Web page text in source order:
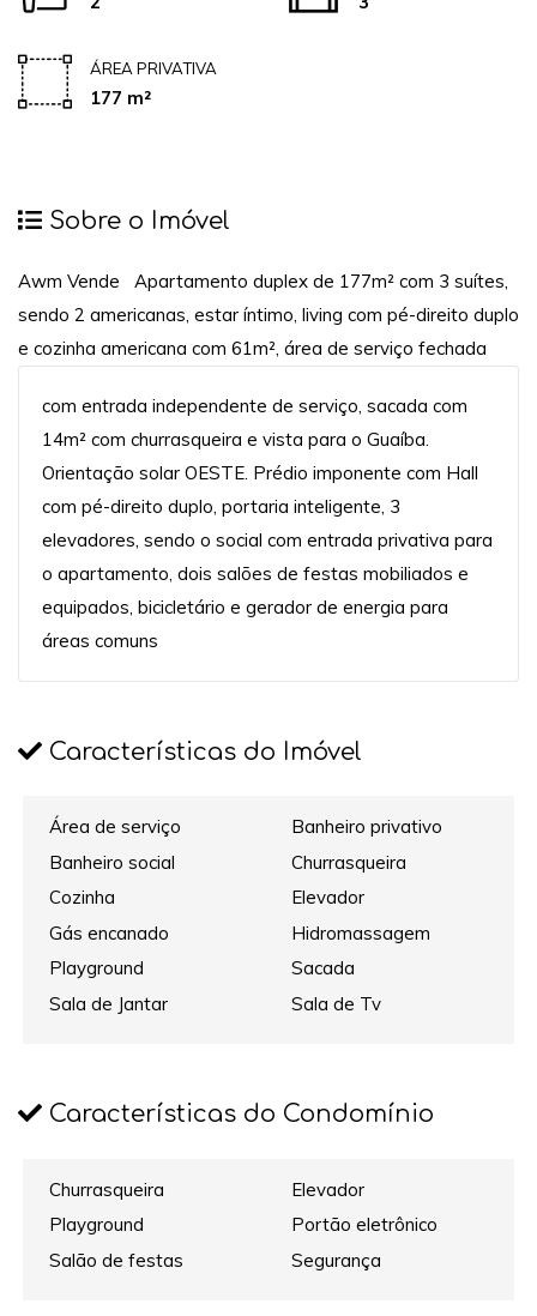
ÁREA PRIVATIVA
177 m²
Sobre o Imóvel
Awm Vende Apartamento duplex de 177m² com 3 suítes,
sendo 2 americanas, estar íntimo, living com pé-direito duplo
e cozinha americana com 61m², área de serviço fechada
com entrada independente de serviço, sacada com
14m² com churrasqueira e vista para o Guaíba.
Orientação solar OESTE. Prédio imponente com Hall
com pé-direito duplo, portaria inteligente, 3
elevadores, sendo o social com entrada privativa para
o apartamento, dois salões de festas mobiliados e
equipados, bicicletário e gerador de energia para
áreas comuns
Características do Imóvel
Área de serviço
Banheiro privativo
Banheiro social
Churrasqueira
Cozinha
Elevador
Gás encanado
Hidromassagem
Playground
Sacada
Sala de Jantar
Sala de Tv
Características do Condomínio
Churrasqueira
Elevador
Playground
Portão eletrônico
Salão de festas
Segurança